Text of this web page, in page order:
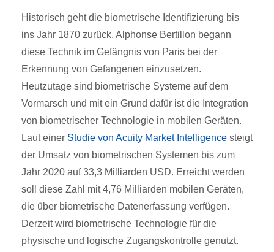
Historisch geht die biometrische Identifizierung bis
ins Jahr 1870 zurück. Alphonse Bertillon begann
diese Technik im Gefängnis von Paris bei der
Erkennung von Gefangenen einzusetzen.
Heutzutage sind biometrische Systeme auf dem
Vormarsch und mit ein Grund dafür ist die Integration
von biometrischer Technologie in mobilen Geräten.
Laut einer Studie von Acuity Market Intelligence steigt
der Umsatz von biometrischen Systemen bis zum
Jahr 2020 auf 33,3 Milliarden USD. Erreicht werden
soll diese Zahl mit 4,76 Milliarden mobilen Geräten,
die über biometrische Datenerfassung verfügen.
Derzeit wird biometrische Technologie für die
physische und logische Zugangskontrolle genutzt.